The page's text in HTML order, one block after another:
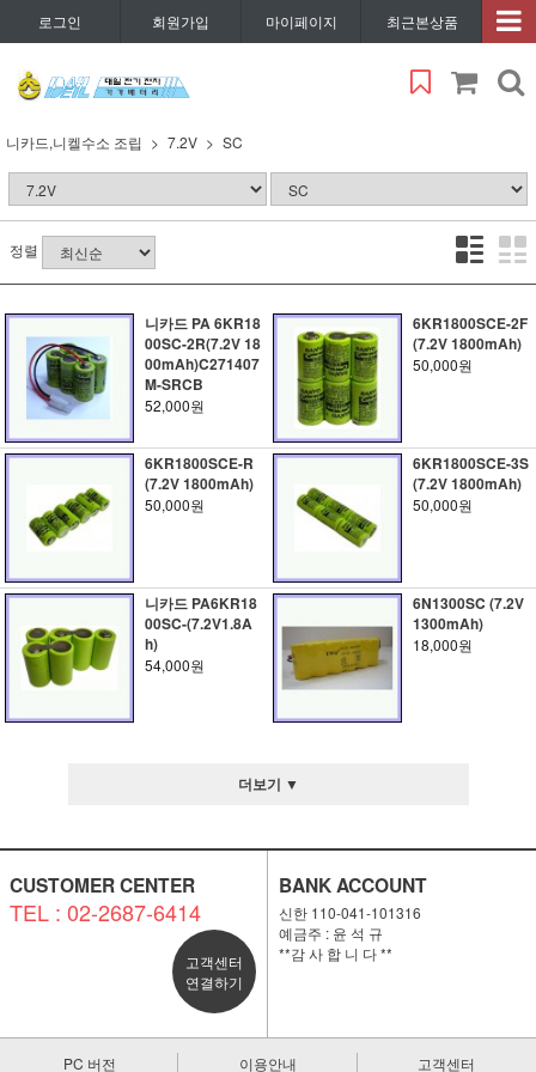
로그인 회원가입 마이페이지 최근본상품
니카드,니켈수소 조립 7.2V SC
정렬
니카드 PA 6KR18
00SC-2R(7.2V 18
00mAh)C271407
M-SRCB
52,000원
6KR1800SCE-2F
(7.2V 1800mAh)
50,000원
6KR1800SCE-R
(7.2V 1800mAh)
50,000원
6KR1800SCE-3S
(7.2V 1800mAh)
50,000원
니카드 PA6KR18
00SC-(7.2V1.8A
h)
54,000원
6N1300SC (7.2V
1300mAh)
18,000원
더보기 ▼
CUSTOMER CENTER
TEL : 02-2687-6414
고객센터
연결하기
BANK ACCOUNT
신한 110-041-101316
예금주 : 윤 석 규
**감 사 합 니 다 **
PC 버전 이용안내 고객센터